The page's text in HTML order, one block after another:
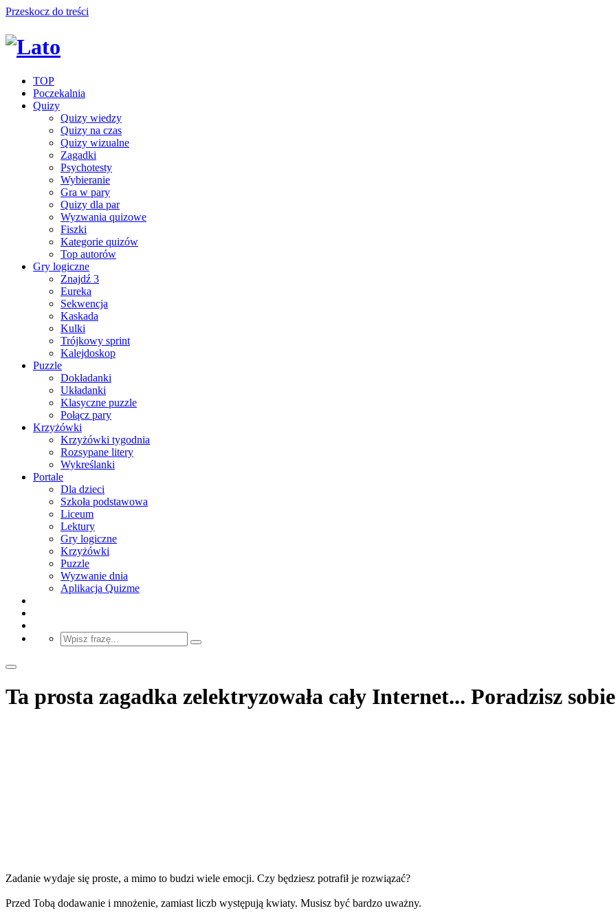
Przeskocz do treści
TOP
Poczekalnia
Quizy
Quizy wiedzy
Quizy na czas
Quizy wizualne
Zagadki
Psychotesty
Wybieranie
Gra w pary
Quizy dla par
Wyzwania quizowe
Fiszki
Kategorie quizów
Top autorów
Gry logiczne
Znajdź 3
Eureka
Sekwencja
Kaskada
Kulki
Trójkowy sprint
Kalejdoskop
Puzzle
Dokładanki
Układanki
Klasyczne puzzle
Połącz pary
Krzyżówki
Krzyżówki tygodnia
Rozsypane litery
Wykreślanki
Portale
Dla dzieci
Szkoła podstawowa
Liceum
Lektury
Gry logiczne
Krzyżówki
Puzzle
Wyzwanie dnia
Aplikacja Quizme
Ta prosta zagadka zelektryzowała cały Internet... Poradzisz
Zadanie wydaje się proste, a mimo to budzi wiele emocji. Czy będziesz potrafił je rozwiązać?
Przed Tobą dodawanie i mnożenie, zamiast liczb występują kwiaty. Musisz być bardzo uważny.